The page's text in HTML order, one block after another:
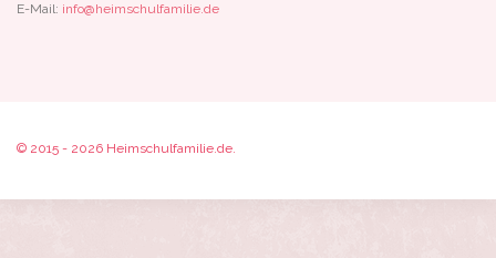
E-Mail: info@heimschulfamilie.de
© 2015 - 2026 Heimschulfamilie.de.